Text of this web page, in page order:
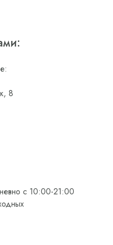
8
с 10:00-21:00